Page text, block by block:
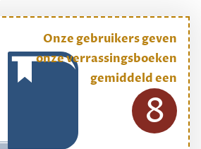
Onze gebruikers geven
onze verrassingsboeken
gemiddeld een
8